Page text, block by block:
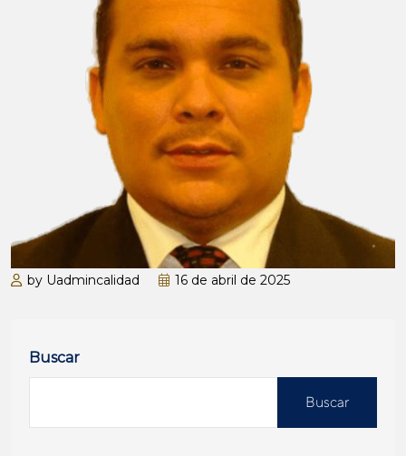
by Uadmincalidad 16 de abril de 2025
Buscar
Buscar